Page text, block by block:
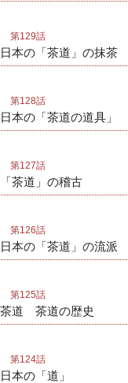
第129話
本の「茶道」の抹茶
第128話
本の「茶道の道具」
第127話
茶道」の稽古
第126話
本の「茶道」の流派
第125話
道 茶道の歴史
第124話
本の「道」